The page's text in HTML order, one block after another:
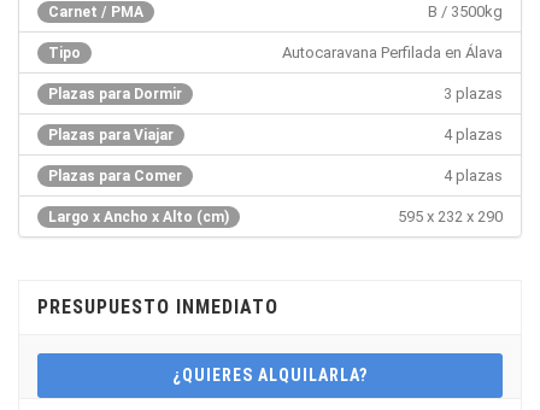
Carnet / PMA B / 3500kg
Tipo Autocaravana Perfilada en Álava
Plazas para Dormir 3 plazas
Plazas para Viajar 4 plazas
Plazas para Comer 4 plazas
Largo x Ancho x Alto (cm) 595 x 232 x 290
PRESUPUESTO INMEDIATO
¿QUIERES ALQUILARLA?